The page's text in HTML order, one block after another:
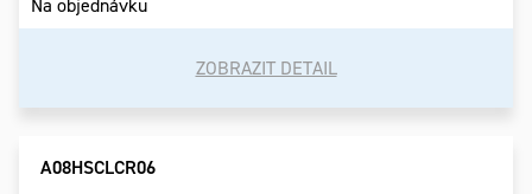
ZOBRAZIT DETAIL
A08HSCLCR06